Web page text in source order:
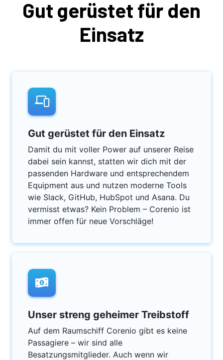
Gut gerüstet für den
Einsatz
Gut gerüstet für den Einsatz
Damit du mit voller Power auf unserer Reise
dabei sein kannst, statten wir dich mit der
passenden Hardware und entsprechendem
Equipment aus und nutzen moderne Tools
wie Slack, GitHub, HubSpot und Asana. Du
vermisst etwas? Kein Problem – Corenio ist
immer offen für neue Vorschläge!
Unser streng geheimer Treibstoff
Auf dem Raumschiff Corenio gibt es keine
Passagiere – wir sind alle
Besatzungsmitglieder. Auch wenn wir